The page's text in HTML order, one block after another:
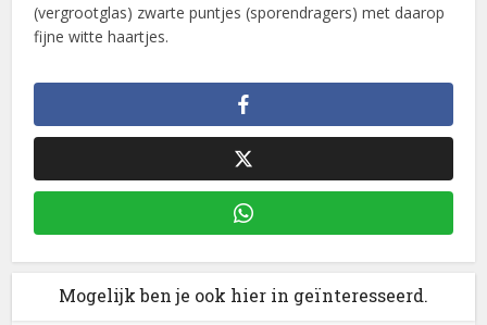
(vergrootglas) zwarte puntjes (sporendragers) met daarop
fijne witte haartjes.
Mogelijk ben je ook hier in geïnteresseerd.